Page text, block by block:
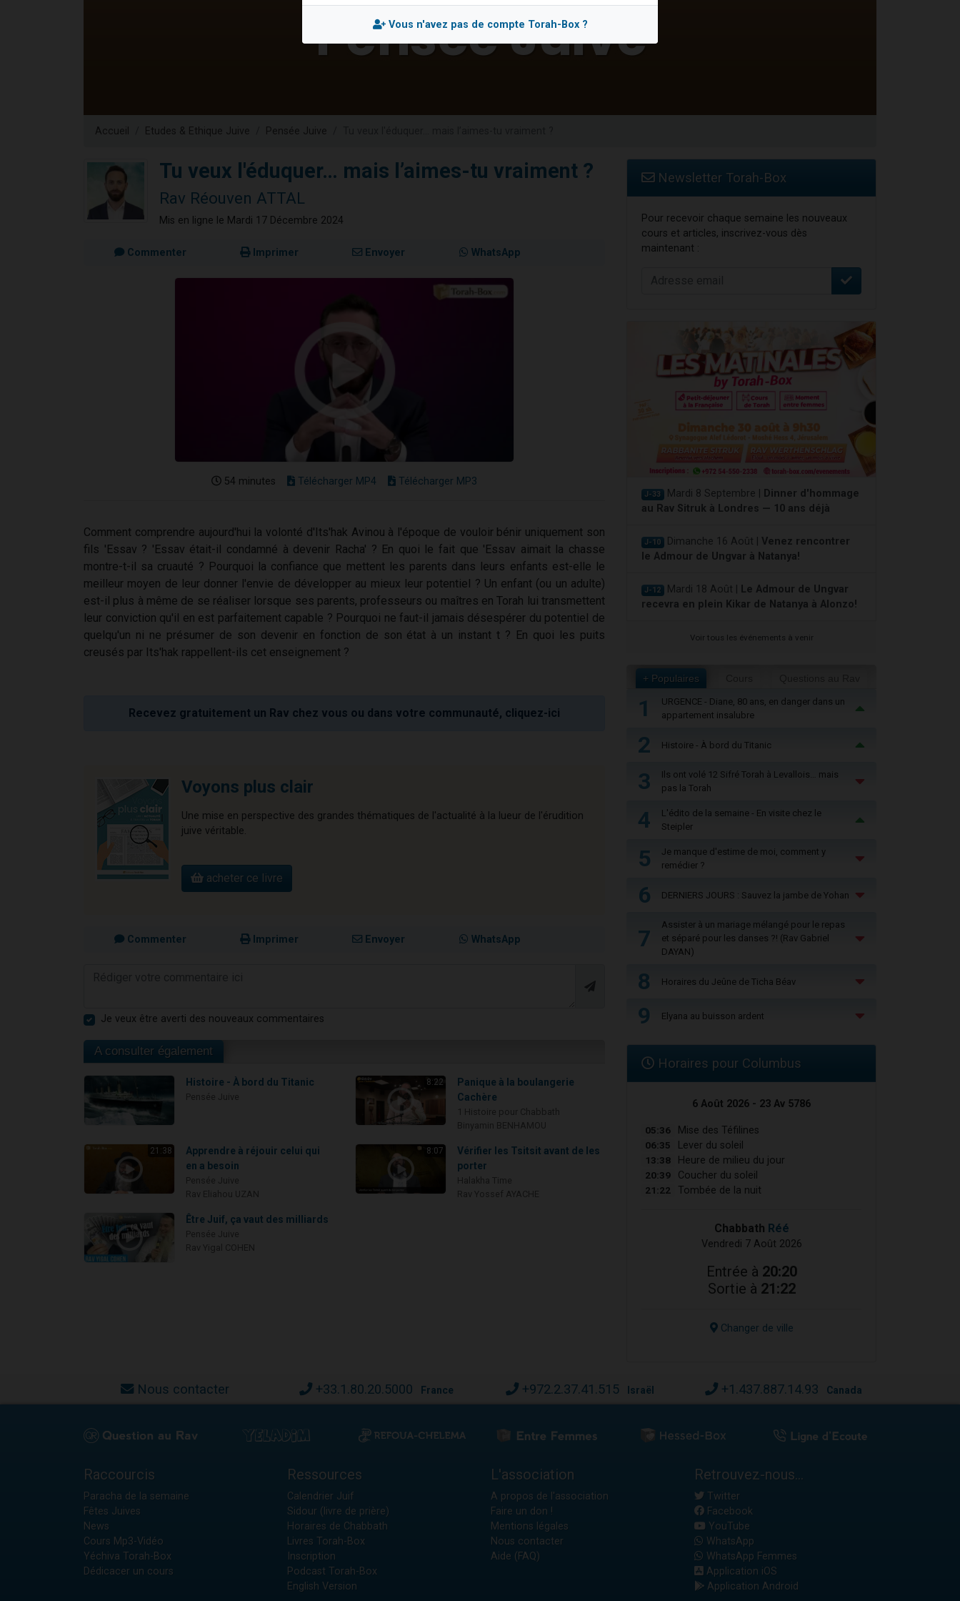
Ariel vient de donner son Maasser
Accueil Etudes & Ethique Juive Pensée Juive
Tu veux l'éduquer… mais l’aimes-tu vraiment ?
Rav Réouven ATTAL
Mis en ligne le Mardi 17 Décembre 2024
Commenter Imprimer Envoyer WhatsApp
54 minutes Télécharger MP4 Télécharger MP3
Comment comprendre aujourd'hui la volonté d'Its'hak Avinou à l'époque de vouloir bénir uniquement son
fils 'Essav ? 'Essav était-il condamné à devenir Racha' ? En quoi le fait que 'Essav aimait la chasse
montre-t-il sa cruauté ? Pourquoi la confiance que mettent les parents dans leurs enfants est-elle le
meilleur moyen de leur donner l'envie de développer au mieux leur potentiel ? Un enfant (ou un adulte)
est-il plus à même de se réaliser lorsque ses parents, professeurs ou maîtres en Torah lui transmettent
leur conviction qu'il en est parfaitement capable ? Pourquoi ne faut-il jamais désespérer du potentiel de
quelqu'un ni ne présumer de son devenir en fonction de son état à un instant t ? En quoi les puits
creusés par Its'hak rappellent-ils cet enseignement ?
Recevez gratuitement un Rav chez vous ou dans votre communauté, cliquez-ici
Voyons plus clair
Une mise en perspective des grandes thématiques de l'actualité à la lueur de l'érudition
juive véritable.
acheter ce livre
Commenter Imprimer Envoyer WhatsApp
Je veux être averti des nouveaux commentaires
A consulter également
Histoire - À bord du Titanic 8:22
Panique à la boulangerie
Cachère
21:38
Apprendre à réjouir celui qui
en a besoin
8:07
Vérifier les Tsitsit avant de les
porter
Être Juif, ça vaut des milliards
Newsletter Torah-Box
Pour recevoir chaque semaine les nouveaux
cours et articles, inscrivez-vous dès
maintenant :
J-33 Mardi 8 Septembre |
Dinner d'hommage
au Rav Sitruk à Londres — 10 ans déjà
J-10 Dimanche 16 Août | Venez rencontrer
le Admour de Ungvar à Natanya!
J-12 Mardi 18 Août |
Le Admour de Ungvar
recevra en plein Kikar de Natanya à Alonzo!
Voir tous les événements à venir
+ Populaires
1
URGENCE - Diane, 80 ans, en danger dans un
appartement insalubre
2 Histoire - À bord du Titanic
3
Ils ont volé 12 Sifré Torah à Levallois… mais
pas la Torah
4
L'édito de la semaine - En visite chez le
Steipler
5
Je manque d'estime de moi, comment y
remédier ?
6 DERNIERS JOURS : Sauvez la jambe de Yohan
7
Assister à un mariage mélangé pour le repas
et séparé pour les danses ?! (Rav Gabriel
DAYAN)
8 Horaires du Jeûne de Ticha Béav
9 Elyana au buisson ardent
Horaires pour Columbus
6 Août 2026 - 23 Av 5786
05:36 Mise des Téfilines
06:35 Lever du soleil
13:38 Heure de milieu du jour
20:39 Coucher du soleil
21:22 Tombée de la nuit
Chabbath Réé
Vendredi 7 Août 2026
Entrée à 20:20
Sortie à 21:22
Changer de ville
Nous contacter +33.1.80.20.5000 France +972.2.37.41.515 Israël +1.437.887.14.93 Canada
Raccourcis
Paracha de la semaine
Fêtes Juives
News
Cours Mp3-Vidéo
Yéchiva Torah-Box
Dédicacer un cours
Ressources
Calendrier Juif
Sidour (livre de prière)
Horaires de Chabbath
Livres Torah-Box
Inscription
Podcast Torah-Box
English Version
L'association
A propos de l'association
Faire un don !
Mentions légales
Nous contacter
Aide (FAQ)
Retrouvez-nous...
Twitter
Facebook
YouTube
WhatsApp
WhatsApp Femmes
Application iOS
Application Android
Vous n'avez pas de compte Torah-Box ?